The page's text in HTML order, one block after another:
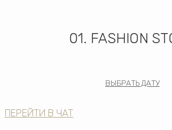
01. FASHION
ВЫБРАТЬ ДАТУ
ПЕРЕЙТИ В ЧАТ